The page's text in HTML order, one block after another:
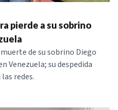
pierde a su sobrino
de su sobrino Diego
Venezuela; su despedida
redes.